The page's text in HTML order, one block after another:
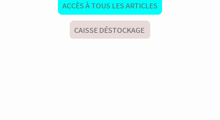
ACCÈS À TOUS LES ARTICLES
CAISSE DÉSTOCKAGE